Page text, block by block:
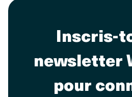
Inscris-
newsletter
pour